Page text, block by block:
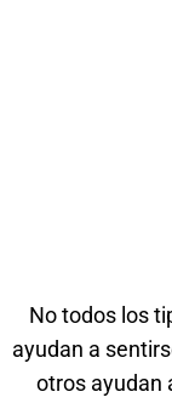
No todos los
ayudan a
otros ayudan